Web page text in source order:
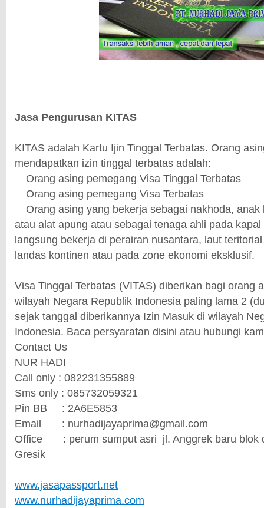
Jasa Pengurusan KITAS
KITAS adalah Kartu Ijin Tinggal Terbatas. Orang
mendapatkan izin tinggal terbatas adalah:
Orang asing pemegang Visa Tinggal Terbatas
Orang asing pemegang Visa Terbatas
Orang asing yang bekerja sebagai nakhoda,
atau alat apung atau sebagai tenaga ahli pada
langsung bekerja di perairan nusantara, laut
landas kontinen atau pada zone ekonomi eksklusif.
Visa Tinggal Terbatas (VITAS) diberikan bagi orang
wilayah Negara Republik Indonesia paling lama 2
sejak tanggal diberikannya Izin Masuk di wilayah
Indonesia. Baca persyaratan disini atau hubungi
Contact Us
NUR HADI
Call only : 082231355889
Sms only : 085732059321
Pin BB
: 2A6E5853
Email
: nurhadijayaprima@gmail.com
Office
: perum sumput asri jl. Anggrek baru blok
Gresik
www.jasapassport.net
www.nurhadijayaprima.com